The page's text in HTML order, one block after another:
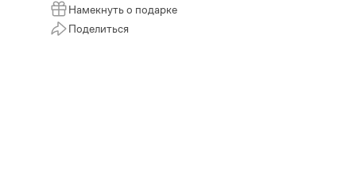
Намекнуть о подарке
Поделиться